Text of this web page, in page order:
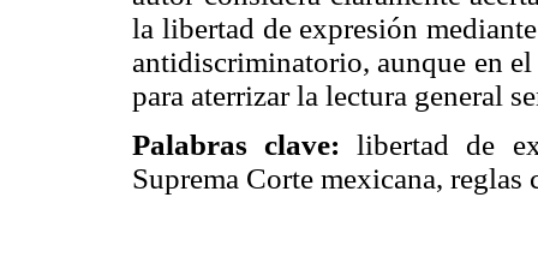
la libertad de expresión
antidiscriminatorio, aunque en
para aterrizar la lectura general
Palabras clave: libertad de
Suprema Corte mexicana,